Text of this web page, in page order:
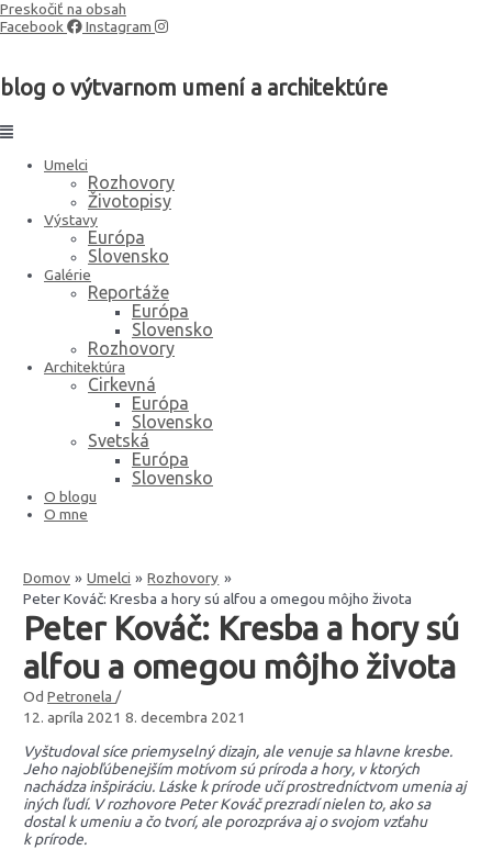
Preskočiť na obsah
Facebook
Instagram
blog o výtvarnom umení a architektúre
Umelci
Rozhovory
Životopisy
Výstavy
Európa
Slovensko
Galérie
Reportáže
Európa
Slovensko
Rozhovory
Architektúra
Cirkevná
Európa
Slovensko
Svetská
Európa
Slovensko
O blogu
O mne
Domov Umelci
Rozhovory
Peter Kováč: Kresba a hory sú alfou a omegou môjho života
Peter Kováč: Kresba a hory sú
alfou a omegou môjho života
Od Petronela /
12. apríla 2021 8. decembra 2021
Vyštudoval síce priemyselný dizajn, ale venuje sa hlavne kresbe.
Jeho najobľúbenejším motívom sú príroda a hory, v ktorých
nachádza inšpiráciu. Láske k prírode učí prostredníctvom umenia aj
iných ľudí. V rozhovore Peter Kováč prezradí nielen to, ako sa
dostal k umeniu a čo tvorí, ale porozpráva aj o svojom vzťahu
k prírode.